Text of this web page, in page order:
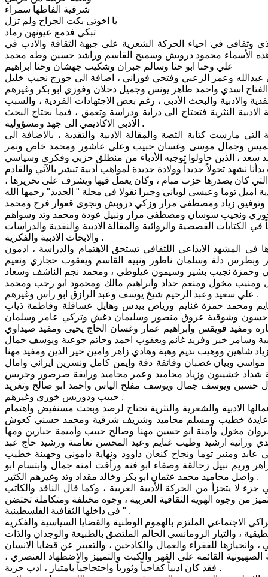
شرقية الفاظها سمراء
يا اخوتي بكت الجراح ولم تزل
تبكي فدمع عيونهن رماد
في احياء الحركة الشعرية على جبهة الثقافة والادب في
هذه الأسماء محمود درويش وسميح القاسم وراشد حسين وطه محمد
علي وحنا ابو حنا وسالم جبران وشكيب جهشان وحنا ابراهيم
وعمر الزعبي وفتحي فوراني ، اضافة الى جورج نجيب خليل
والادبية والبحث الأدبي ، رغم بعض الاجتهادات الفردية ، والسبب
الادبية النثرية فتحتاج الى دراية ودراسة وتعمق ، فيما بحتاج البحث
الادبي الاكاديمي الى جهد ومسؤولية .
مارست كتابة الثصة والمقالة الادبية والتقدية ، بالاضافة الى
خميس وجمال موسى وغسان حبيب وعلي عاشور ومحمد خاص ونمر
كان يصدرها حزب مبام ، وكان يعمل فيها ويشرف على تحريرها ،
وتوفيق زياد ومصطفى مرار وزكي دروبش ونجوى قعوار فرح ومحمد
القصصية والروائية والمقالة الادبية والنقدية والدراسات
والابحاث الادبية والفكرية .
الابداعي اللثقافي تستحق الاهتمام والدراسة ، ادمون
دلة وسلمان ناطور ونبيه القاسم ويعقوب حجازي ونعيم
نجيب بشير وسيمون عيلوطي ، ومحمد نجم الناشف وسعاد
مخول ومنعم حداد وابراهيم مالك ومحمود ابو رجب ومحمد
علي سعيد وعبد الرحيم شيخ يوسف وعبد الرازق ابو راس وغيرهم .
ومحمد حمزة غنايم ورياض بيدس وهايل عساقلة وفاطمة ذياب
حسون وشوقية عروق منصور وسليمان دغش وتركي عامر وسلمان
ومفيد قويقس وابراهيم عمار وغسان الحاج يحيى ومفيد صيداوي
وسامر خير وفريد غانم ويعقوب احمد وحاتم جوعية ويوسف جمال
شاهين ووهيب نديم وهبة وهادي زاهر وامين خير الدين ومفيد مهنا
وبيان غضبان وفائقة دقة وإيمن كامل ونسرين ايراني وامال
شداد خشيبون وزياد محاميد وعمر محاميد ورايقة صرصور وجريس
حسين ويوسف جمال ويوسف مفلح الياس واحمد ابو صالح وتغريد
حبيب ودوريس خوري وغيرهم .
الادبية والشعرية والنثرية تحتاج لرصد وبحث مسنفيض واهتمام
: عايدة خطيب ومسلم محاميد وشريف شرقية ومحمد حسني كعوش
مخول وآمنة ابو حسين مهنا وصالح حبيب وأميمة جبارين ومها
ارشيد وطيب غنايم وعبد المحسن نعامنة ورشيد حاج عبد
ومنير توما ونجاح كنعان داوود ونهاية داموني وجهينة خطيب
وريم نبيل زحالقة وصفاء ابو فنه ورأفت امنه جمال وابتسام ابو
واصل محاميد محمد عثمان ابو بكر وخالد مقداد وتد وغيرهم الكثير .
لا يتجزأ من الحركة الأدبية العربية ، وكما قال الناقد والكاتب
من وجوه الهوية الثقافية العربية ، وجوه مختلفة ومتكاملة تحتضن
في داخلها الثقافية الفلسطينية " .
الاجتماعي الملتزم بالهموم الوطنية والقضايا السياسية والفكرية
للفقراء والعمال والكادحين ، والتعبير عن قضايا الانسان
القائمة على القهر والكبت والتمييز والاضطهاد العنصري ،
فقد كان ادبياً كفاحياً وثورياً واحتجاجياً بامتياز ، ادب حرية .